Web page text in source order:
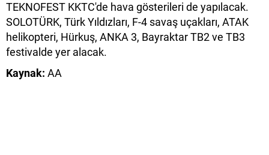
TEKNOFEST KKTC'de hava gösterileri de yapılacak.
SOLOTÜRK, Türk Yıldızları, F-4 savaş uçakları, ATAK
helikopteri, Hürkuş, ANKA 3, Bayraktar TB2 ve TB3
festivalde yer alacak.
Kaynak: AA